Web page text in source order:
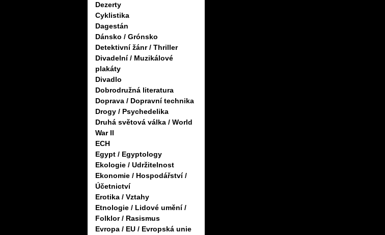
Dezerty
Cyklistika
Dagestán
Dánsko / Grónsko
Detektivní žánr / Thriller
Divadelní / Muzikálové
plakáty
Divadlo
Dobrodružná literatura
Doprava / Dopravní technika
Drogy / Psychedelika
Druhá světová válka / World
War II
ECH
Egypt / Egyptology
Ekologie / Udržitelnost
Ekonomie / Hospodářství /
Účetnictví
Erotika / Vztahy
Etnologie / Lidové umění /
Folklor / Rasismus
Evropa / EU / Evropská unie